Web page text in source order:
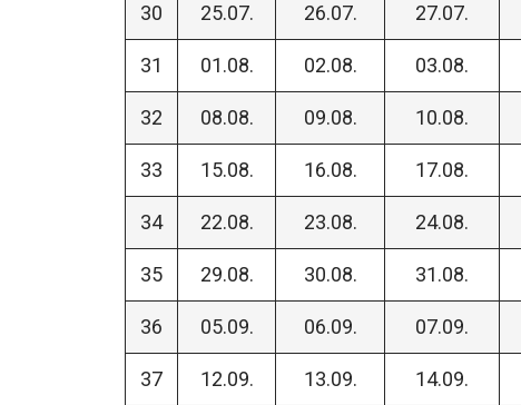
30 25.07. 26.07. 27.07.
31 01.08. 02.08. 03.08.
32 08.08. 09.08. 10.08.
33 15.08. 16.08. 17.08.
34 22.08. 23.08. 24.08.
35 29.08. 30.08. 31.08.
36 05.09. 06.09. 07.09.
37 12.09. 13.09. 14.09.